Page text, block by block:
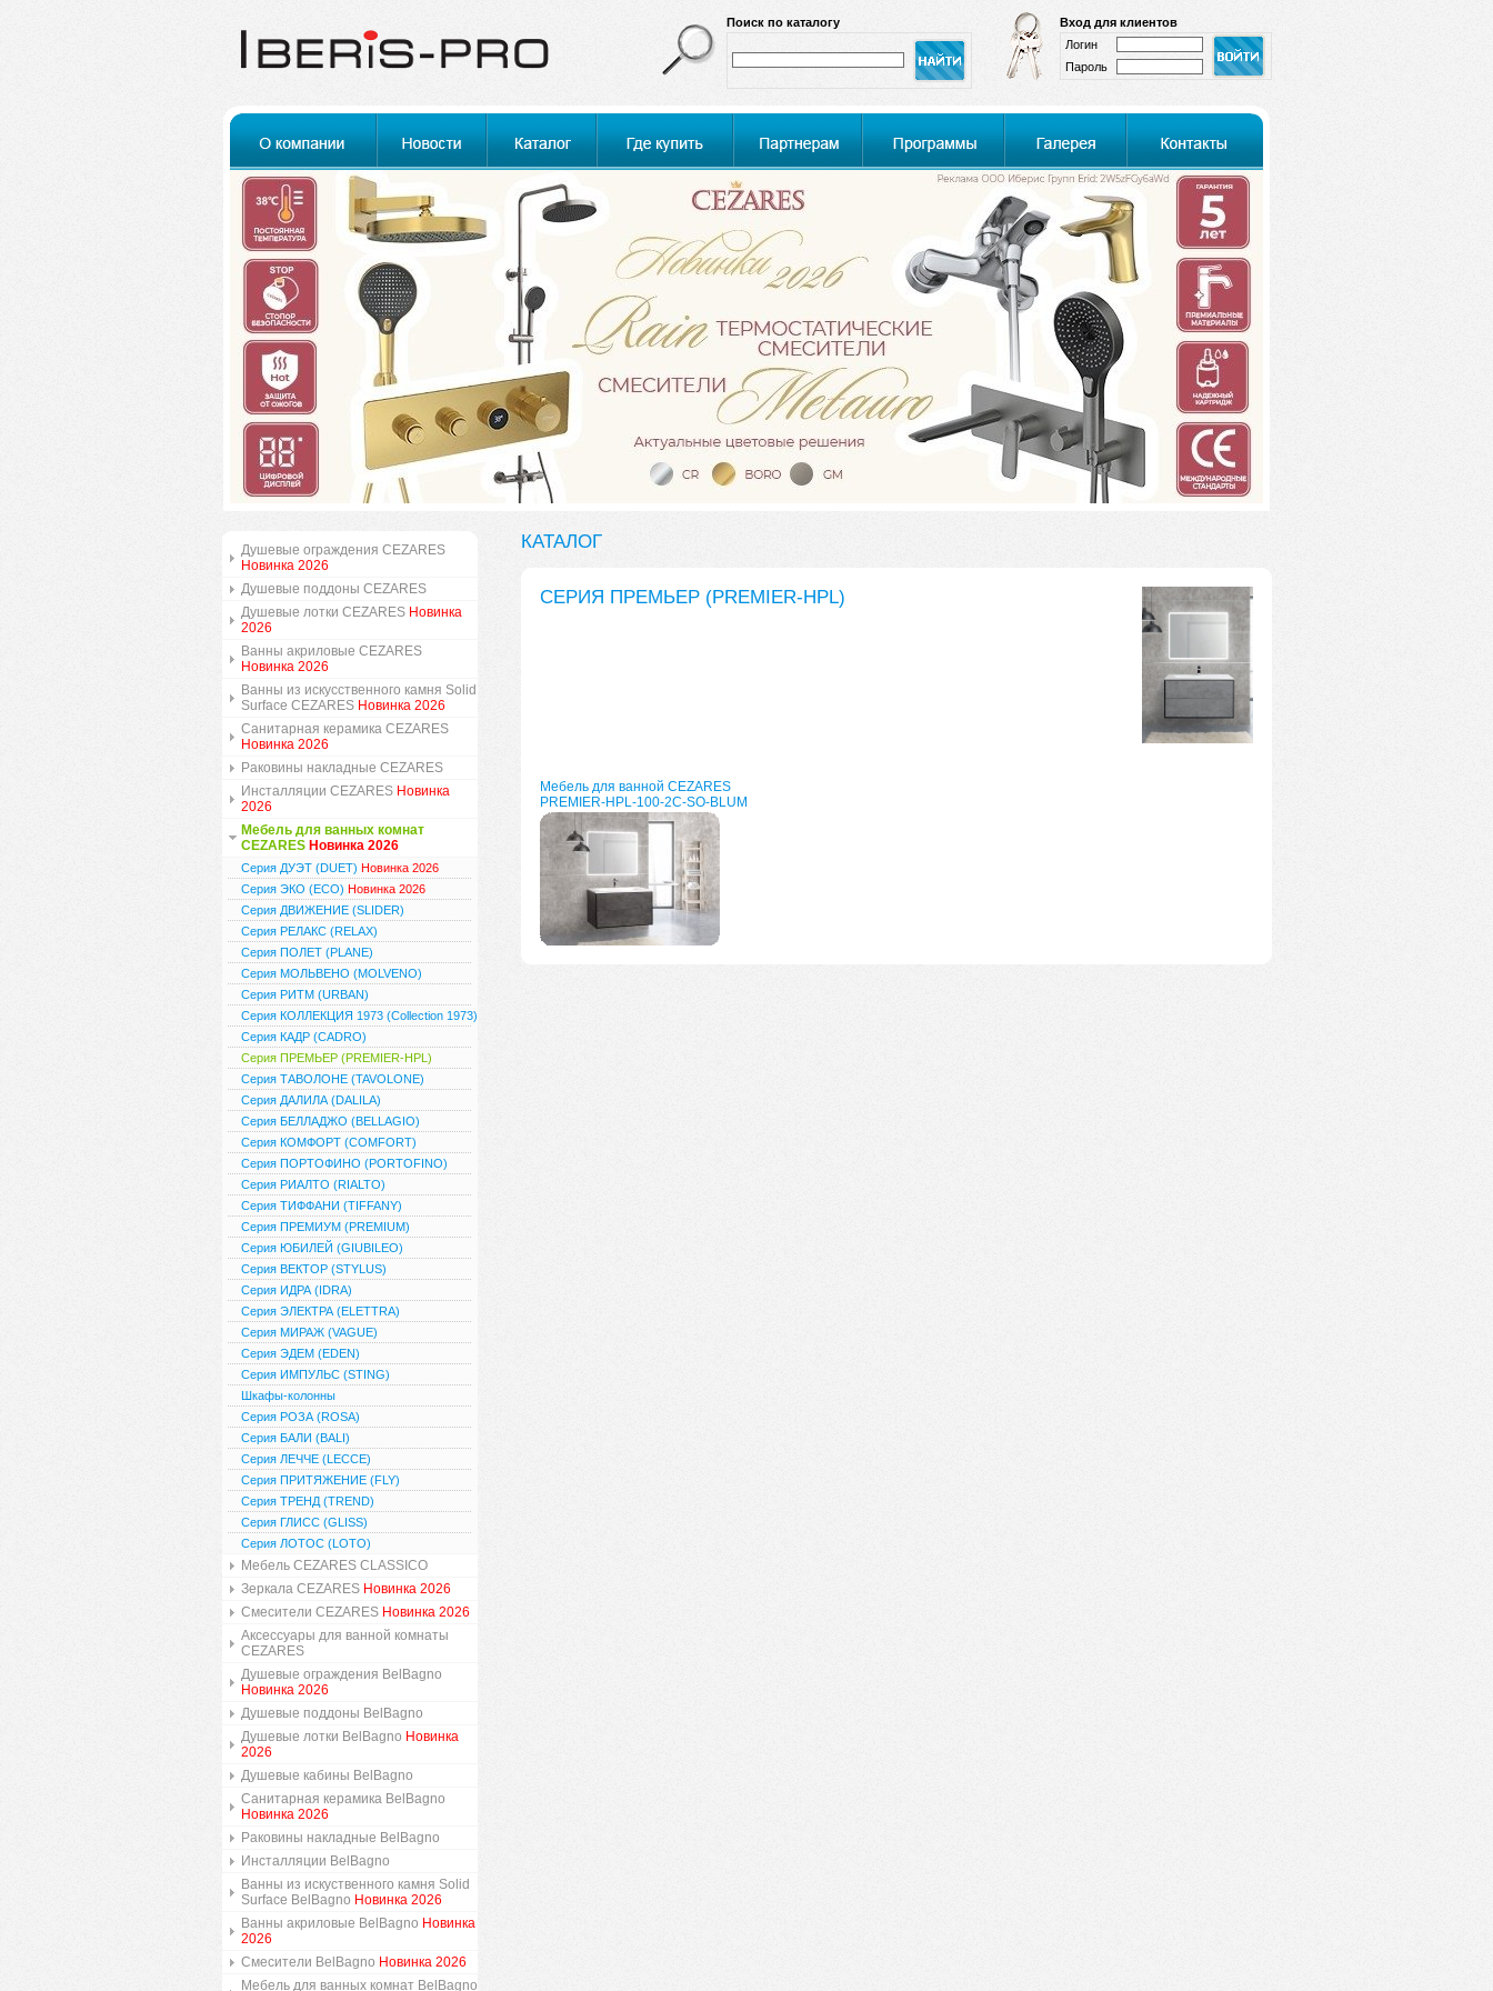
Вход для клиентов
Логин
Пароль
Поиск по каталогу
Душевые ограждения CEZARES
Новинка 2026
Душевые поддоны CEZARES
Душевые лотки CEZARES Новинка
2026
Ванны акриловые CEZARES
Новинка 2026
Ванны из искусственного камня Solid
Surface CEZARES Новинка 2026
Санитарная керамика CEZARES
Новинка 2026
Раковины накладные CEZARES
Инсталляции CEZARES Новинка
2026
Мебель для ванных комнат
CEZARES Новинка 2026
Серия ДУЭТ (DUET) Новинка 2026
Серия ЭКО (ECO) Новинка 2026
Серия ДВИЖЕНИЕ (SLIDER)
Серия РЕЛАКС (RELAX)
Серия ПОЛЕТ (PLANE)
Серия МОЛЬВЕНО (MOLVENO)
Серия РИТМ (URBAN)
Серия КОЛЛЕКЦИЯ 1973 (Collection 1973)
Серия КАДР (CADRO)
Серия ПРЕМЬЕР (PREMIER-HPL)
Серия ТАВОЛОНЕ (TAVOLONE)
Серия ДАЛИЛА (DALILA)
Серия БЕЛЛАДЖО (BELLAGIO)
Серия КОМФОРТ (COMFORT)
Серия ПОРТОФИНО (PORTOFINO)
Серия РИАЛТО (RIALTO)
Серия ТИФФАНИ (TIFFANY)
Серия ПРЕМИУМ (PREMIUM)
Серия ЮБИЛЕЙ (GIUBILEO)
Серия ВЕКТОР (STYLUS)
Серия ИДРА (IDRA)
Серия ЭЛЕКТРА (ELETTRA)
Серия МИРАЖ (VAGUE)
Серия ЭДЕМ (EDEN)
Серия ИМПУЛЬС (STING)
Шкафы-колонны
Серия РОЗА (ROSA)
Серия БАЛИ (BALI)
Серия ЛЕЧЧЕ (LECCE)
Серия ПРИТЯЖЕНИЕ (FLY)
Серия ТРЕНД (TREND)
Серия ГЛИСС (GLISS)
Серия ЛОТОС (LOTO)
Мебель CEZARES CLASSICO
Зеркала CEZARES Новинка 2026
Смесители CEZARES Новинка 2026
Аксессуары для ванной комнаты
CEZARES
Душевые ограждения BelBagno
Новинка 2026
Душевые поддоны BelBagno
Душевые лотки BelBagno Новинка
2026
Душевые кабины BelBagno
Санитарная керамика BelBagno
Новинка 2026
Раковины накладные BelBagno
Инсталляции BelBagno
Ванны из искуственного камня Solid
Surface BelBagno Новинка 2026
Ванны акриловые BelBagno Новинка
2026
Смесители BelBagno Новинка 2026
Мебель для ванных комнат BelBagno
КАТАЛОГ
СЕРИЯ ПРЕМЬЕР (PREMIER-HPL)
Мебель для ванной CEZARES
PREMIER-HPL-100-2C-SO-BLUM